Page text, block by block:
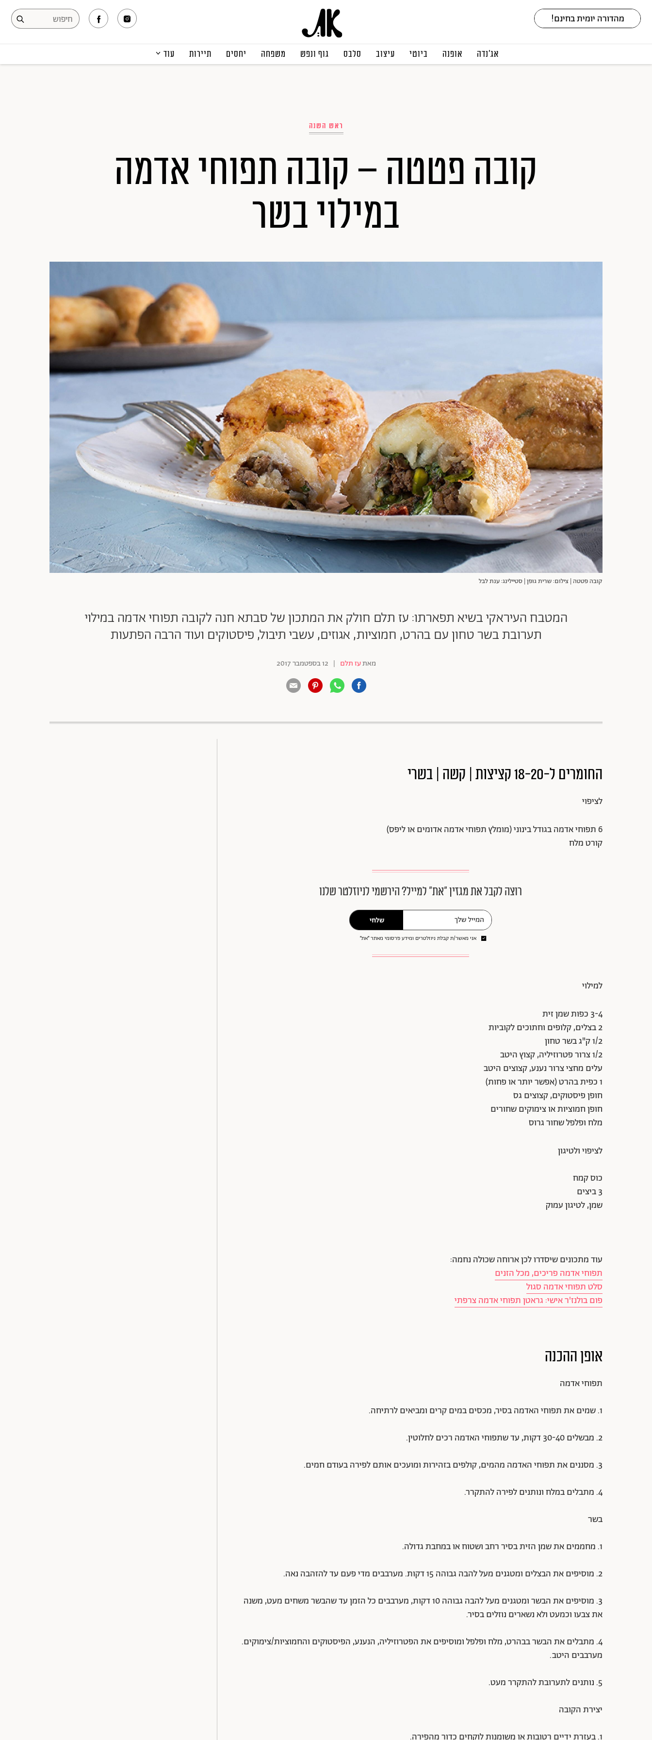
אג׳נדה אופנה ביוטי עיצוב סלבס גוף ונפש משפחה יחסים תיירות עוד
ראש השנה
קובה פטטה – קובה תפוחי אדמה
במילוי בשר
קובה פטטה | צילום: שרית גופן | סטיילינג: ענת לבל
המטבח העיראקי בשיא תפארתו: עז תלם חולק את המתכון של סבתא חנה לקובה תפוחי אדמה במילוי
תערובת בשר טחון עם בהרט, חמוציות, אגוזים, עשבי תיבול, פיסטוקים ועוד הרבה הפתעות
מאתעז תלם | 12 בספטמבר 2017
החומרים ל-18-20 קציצות | קשה | בשרי
לציפוי
6 תפוחי אדמה בגודל בינוני (מומלץ תפוחי אדמה אדומים או ליפס)
קורט מלח
רוצה לקבל את מגזין ״את״ למייל? הירשמי לניוזלטר שלנו
שלחי
אני מאשר/ת קבלת ניוזלטרים ומידע פרסומי מאתר ״את״
למילוי
3-4 כפות שמן זית
2 בצלים, קלופים וחתוכים לקוביות
1/2 ק"ג בשר טחון
1/2 צרור פטרוזיליה, קצוץ היטב
עלים מחצי צרור נענע, קצוצים היטב
1 כפית בהרט (אפשר יותר או פחות)
חופן פיסטוקים, קצוצים גס
חופן חמוציות או צימוקים שחורים
מלח ופלפל שחור גרוס
לציפוי ולטיגון
כוס קמח
3 ביצים
שמן, לטיגון עמוק
עוד מתכונים שיסדרו לכן ארוחה שכולה נחמה:
תפוחי אדמה פריכים, מכל הזנים
סלט תפוחי אדמה סגול
פום בולנז'ר אישי: גראטן תפוחי אדמה צרפתי
אופן ההכנה
תפוחי אדמה
1. שמים את תפוחי האדמה בסיר, מכסים במים קרים ומביאים לרתיחה.
2. מבשלים 30-40 דקות, עד שתפוחי האדמה רכים לחלוטין.
3. מסננים את תפוחי האדמה מהמים, קולפים בזהירות ומועכים אותם לפירה בעודם חמים.
4. מתבלים במלח ונותנים לפירה להתקרר.
בשר
1. מחממים את שמן הזית בסיר רחב ושטוח או במחבת גדולה.
2. מוסיפים את הבצלים ומטגנים מעל להבה גבוהה 15 דקות. מערבבים מדי פעם עד להזהבה נאה.
3. מוסיפים את הבשר ומטגנים מעל להבה גבוהה 10 דקות, מערבבים כל הזמן עד שהבשר משחים מעט, משנה
את צבעו וכמעט ולא נשארים נוזלים בסיר.
4. מתבלים את הבשר בבהרט, מלח ופלפל ומוסיפים את הפטרוזיליה, הנענע, הפיסטוקים והחמוציות/צימוקים.
מערבבים היטב.
5. נותנים לתערובת להתקרר מעט.
יצירת הקובה
1. בעזרת ידיים רטובות או משומנות לוקחים כדור מהפירה.